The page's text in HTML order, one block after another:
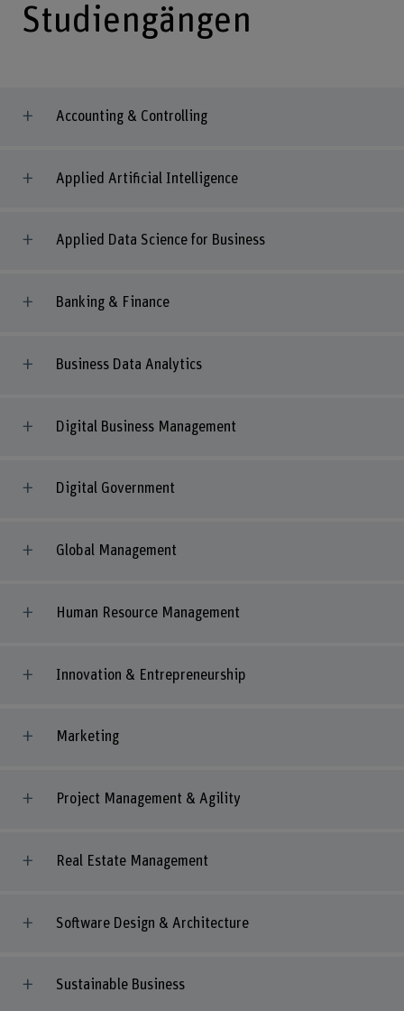
Studiengängen
Accounting & Controlling
Applied Artificial Intelligence
Applied Data Science for Business
Banking & Finance
Business Data Analytics
Digital Business Management
Digital Government
Global Management
Human Resource Management
Innovation & Entrepreneurship
Marketing
Project Management & Agility
Real Estate Management
Software Design & Architecture
Sustainable Business